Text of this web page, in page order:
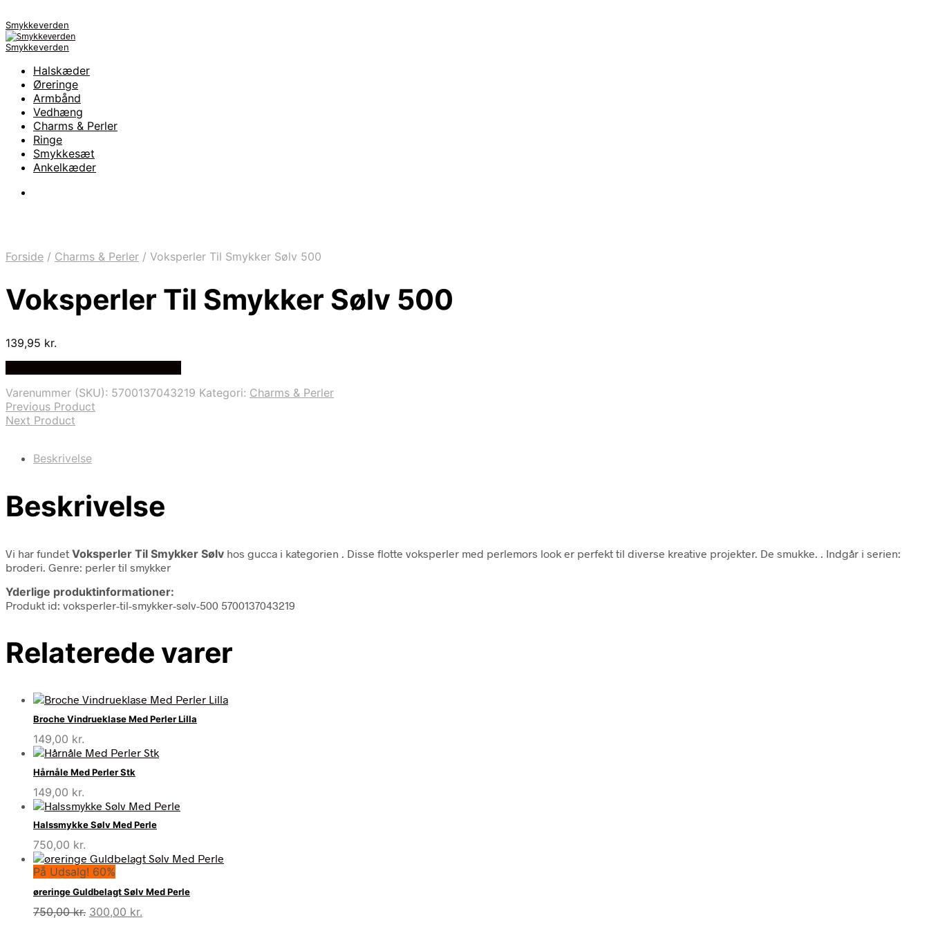
Smykkeverden
Smykkeverden
Halskæder
Øreringe
Armbånd
Vedhæng
Charms & Perler
Ringe
Smykkesæt
Ankelkæder
Forside / Charms & Perler / Voksperler Til Smykker Sølv 500
Voksperler Til Smykker Sølv 500
139,95 kr.
Varenummer (SKU): 5700137043219 Kategori: Charms & Perler
Previous Product
Next Product
Beskrivelse
Beskrivelse
Vi har fundet Voksperler Til Smykker Sølv hos gucca i kategorien
. Disse flotte voksperler med perlemors look er perfekt til diverse kreative projekter. De smukke. . Indgår i serien:
broderi. Genre: perler til smykker
Yderlige produktinformationer:
Produkt id: voksperler-til-smykker-sølv-500 5700137043219
Relaterede varer
Broche Vindrueklase Med Perler Lilla
149,00 kr.
Hårnåle Med Perler Stk
149,00 kr.
Halssmykke Sølv Med Perle
750,00 kr.
På Udsalg! 60%
øreringe Guldbelagt Sølv Med Perle
750,00kr. Den
300,00 kr.